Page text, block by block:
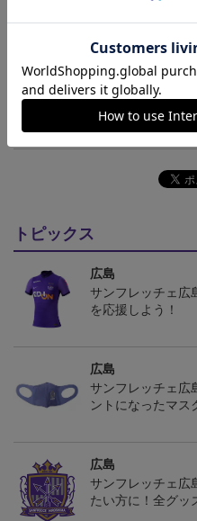
決済について
ギフト対応について
ヘルプページ
トピックス
広島
サンフレッチェ広
を応援しよう！
広島
サンフレッチェ広
ントになったマス
広島
サンフレッチェ広
たい方に！全グッ